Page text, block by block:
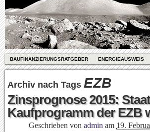
BAUFINANZIERUNGSRATGEBER ENERGIEAUSWEIS
Archiv nach Tags EZB
Zinsprognose 2015:
Kaufprogramm der EZB
Geschrieben von admin am 19.